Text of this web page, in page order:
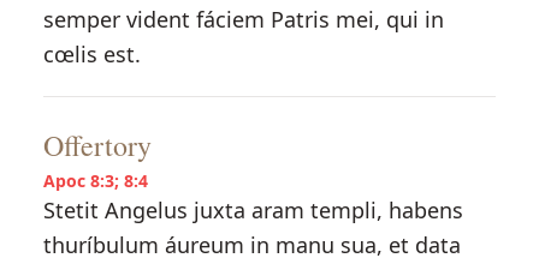
semper vident fáciem Patris mei, qui in
cœlis est.
Offertory
Apoc 8:3; 8:4
Stetit Angelus juxta aram templi, habens
thuríbulum áureum in manu sua, et data